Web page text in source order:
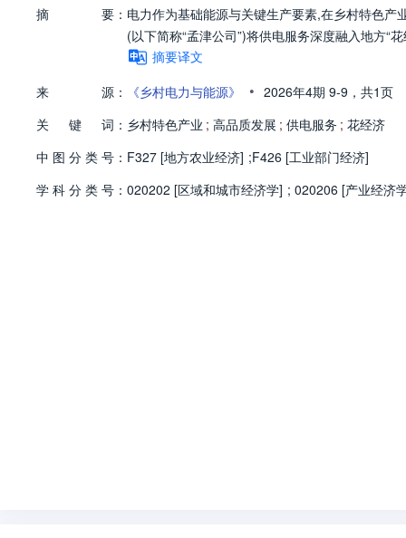
摘
要： 电力作为基础能源与关键生产要素,在乡村特色产
(以下简称“孟津公司”)将供电服务深度融入地方“
摘要译文
来
源： 《乡村电力与能源》 • 2026年4期 9-9， 共1页
关
键 词： 乡村特色产业 ; 高品质发展 ; 供电服务 ; 花经济
中 图 分 类 号： F327 [地方农业经济] ;F426 [工业部门经济]
学 科 分 类 号： 020202 [区域和城市经济学] ; 020206 [产业经济